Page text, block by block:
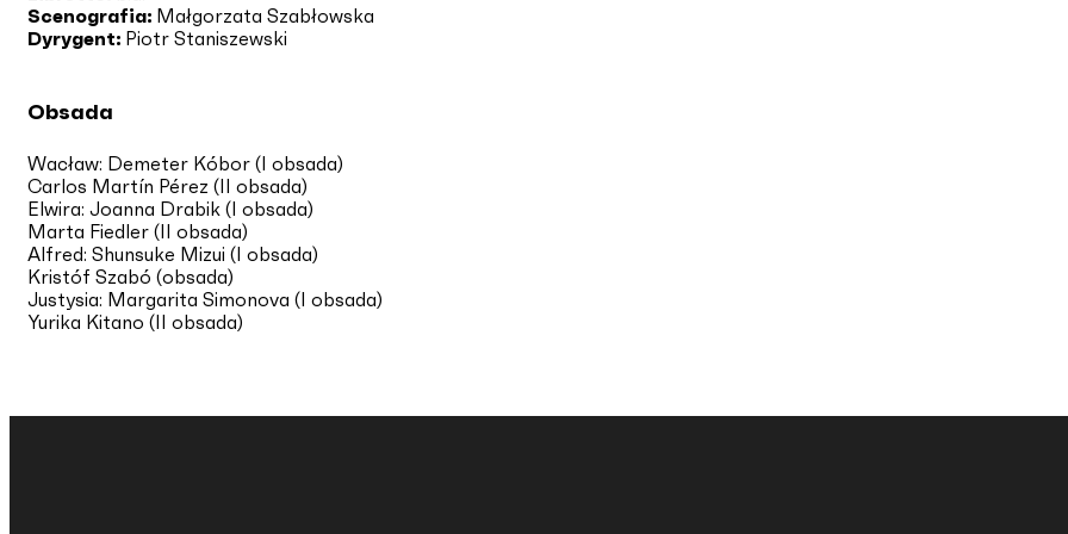
Scenografia: Małgorzata Szabłowska
Dyrygent: Piotr Staniszewski
Obsada
Wacław: Demeter Kóbor (I obsada)
Carlos Martín Pérez (II obsada)
Elwira: Joanna Drabik (I obsada)
Marta Fiedler (II obsada)
Alfred: Shunsuke Mizui (I obsada)
Kristóf Szabó (obsada)
Justysia: Margarita Simonova (I obsada)
Yurika Kitano (II obsada)